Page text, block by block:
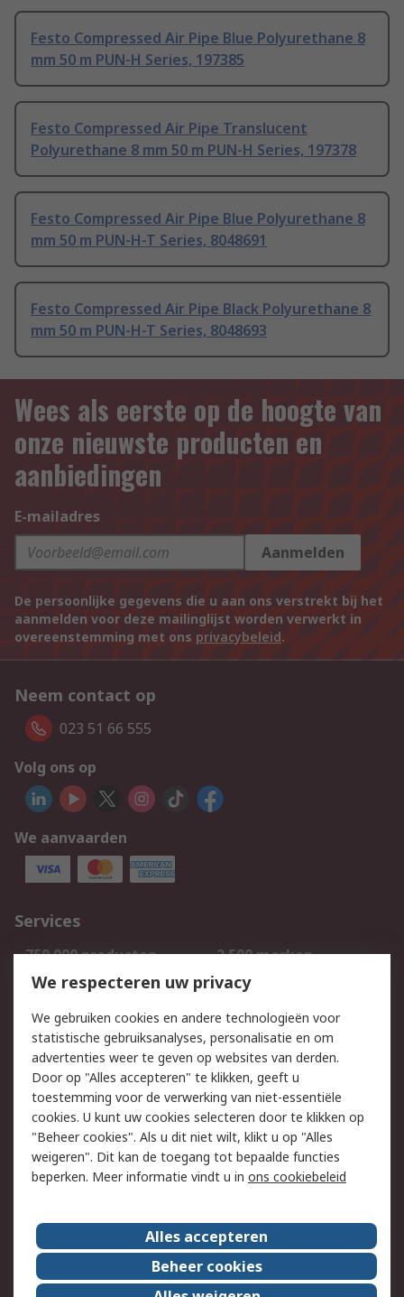
Festo Compressed Air Pipe Blue Polyurethane 8
mm 50 m PUN-H Series, 197385
Festo Compressed Air Pipe Translucent
Polyurethane 8 mm 50 m PUN-H Series, 197378
Festo Compressed Air Pipe Blue Polyurethane 8
mm 50 m PUN-H-T Series, 8048691
Festo Compressed Air Pipe Black Polyurethane 8
mm 50 m PUN-H-T Series, 8048693
Wees als eerste op de hoogte van
onze nieuwste producten en
aanbiedingen
E-mailadres
Aanmelden
De persoonlijke gegevens die u aan ons verstrekt bij het
aanmelden voor deze mailinglijst worden verwerkt in
overeenstemming met ons privacybeleid.
Neem contact op
023 51 66 555
Volg ons op
We aanvaarden
Services
750.000 producten
2.500 merken
Bestellen
Inkoopoplossingen
Track & Trace
Wettelijk
Cookiebeleid
Email veiligheid
Privacybeleid
Websitevoorwaarden
Algemene
verkoopvoorwaarden
Over RS
RS Group
Over ons
RS wereldwijd
Werken bij RS
We respecteren uw privacy
We gebruiken cookies en andere technologieën voor
statistische gebruiksanalyses, personalisatie en om
advertenties weer te geven op websites van derden.
Door op "Alles accepteren" te klikken, geeft u
toestemming voor de verwerking van niet-essentiële
cookies. U kunt uw cookies selecteren door te klikken op
"Beheer cookies". Als u dit niet wilt, klikt u op "Alles
weigeren". Dit kan de toegang tot bepaalde functies
beperken. Meer informatie vindt u in ons cookiebeleid
Alles accepteren
Beheer cookies